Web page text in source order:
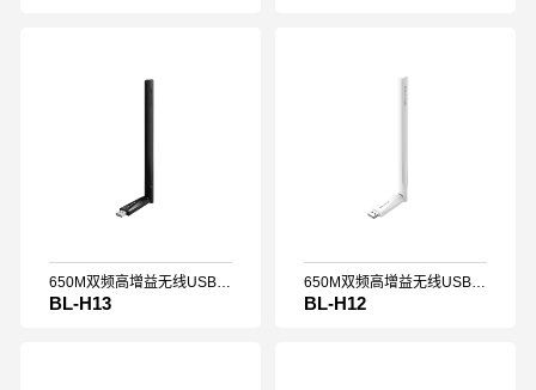
650M双频高增益无线USB网卡
BL-H13
650M双频高增益无线USB网卡
BL-H12